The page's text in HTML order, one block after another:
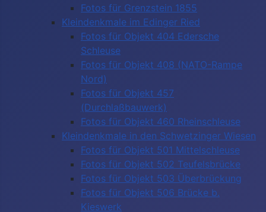
Fotos für Grenzstein 1855
Kleindenkmale im Edinger Ried
Fotos für Objekt 404 Edersche
Schleuse
Fotos für Objekt 408 (NATO-Rampe
Nord)
Fotos für Objekt 457
(Durchlaßbauwerk)
Fotos für Objekt 460 Rheinschleuse
Kleindenkmale in den Schwetzinger Wiesen
Fotos für Objekt 501 Mittelschleuse
Fotos für Objekt 502 Teufelsbrücke
Fotos für Objekt 503 Überbrückung
Fotos für Objekt 506 Brücke b.
Kieswerk